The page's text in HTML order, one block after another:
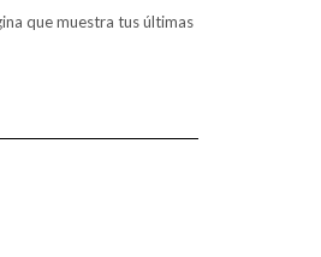
que muestra tus últimas